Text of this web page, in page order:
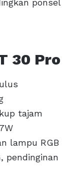
ponsel
30 Pro
tajam
lampu RGB
pendinginan